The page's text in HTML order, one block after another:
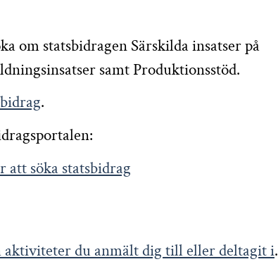
om statsbidragen Särskilda insatser på
samt Produktionsstöd.
.
söka statsbidrag
aktiviteter du anmält dig till eller deltagit i.